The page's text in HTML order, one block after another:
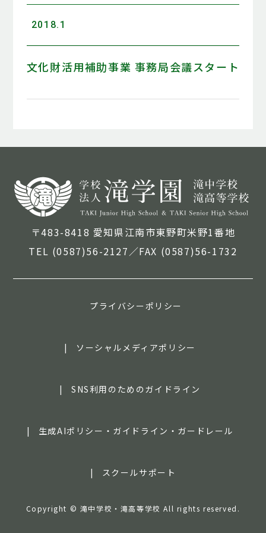
2018.1
文化財活用補助事業 事務局会議スタート
〒483-8418 愛知県江南市東野町米野1番地
TEL (0587)56-2127／FAX (0587)56-1732
プライバシーポリシー
ソーシャルメディアポリシー
SNS利用のためのガイドライン
生成AIポリシー・ガイドライン・ガードレール
スクールサポート
Copyright © 滝中学校・滝高等学校 All rights reserved.